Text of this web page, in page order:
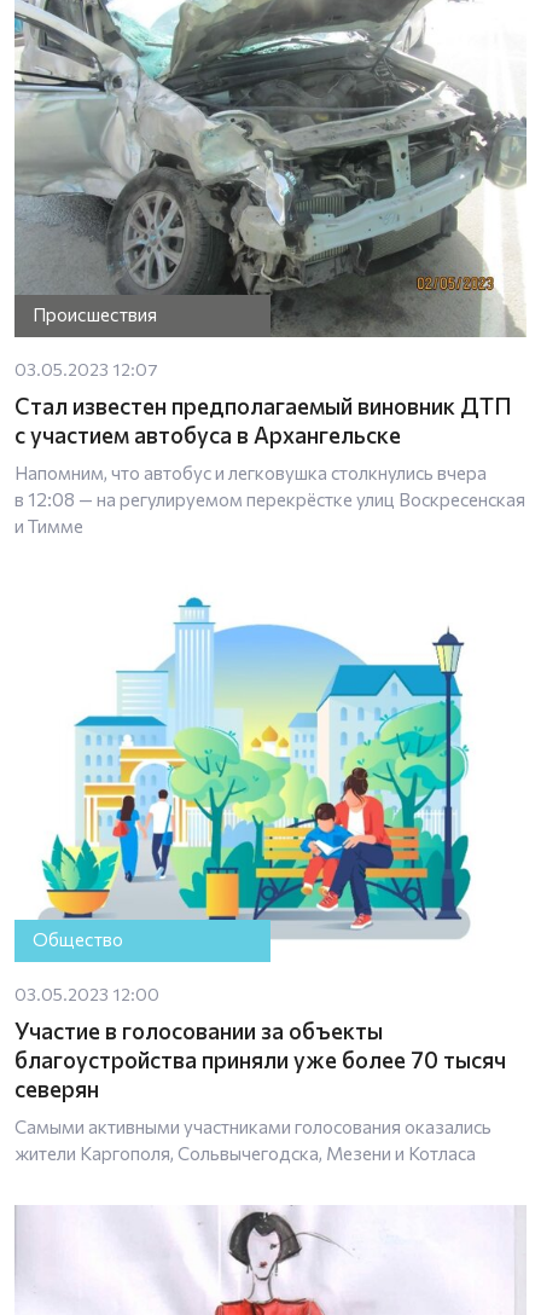
Происшествия
03.05.2023 12:07
Стал известен предполагаемый виновник ДТП
с участием автобуса в Архангельске
Напомним, что автобус и легковушка столкнулись вчера
в 12:08 — на регулируемом перекрёстке улиц Воскресенская
и Тимме
Общество
03.05.2023 12:00
Участие в голосовании за объекты
благоустройства приняли уже более 70 тысяч
северян
Самыми активными участниками голосования оказались
жители Каргополя, Сольвычегодска, Мезени и Котласа